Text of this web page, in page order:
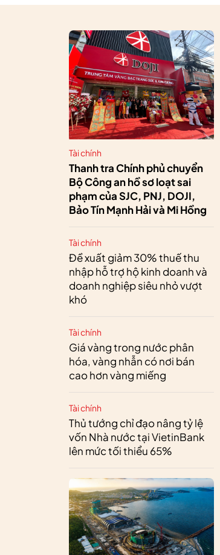
Tài chính
Thanh tra Chính phủ chuyển
Bộ Công an hồ sơ loạt sai
phạm của SJC, PNJ, DOJI,
Bảo Tín Mạnh Hải và Mi Hồng
Tài chính
Đề xuất giảm 30% thuế thu
nhập hỗ trợ hộ kinh doanh và
doanh nghiệp siêu nhỏ vượt
khó
Tài chính
Giá vàng trong nước phân
hóa, vàng nhẫn có nơi bán
cao hơn vàng miếng
Tài chính
Thủ tướng chỉ đạo nâng tỷ lệ
vốn Nhà nước tại VietinBank
lên mức tối thiểu 65%